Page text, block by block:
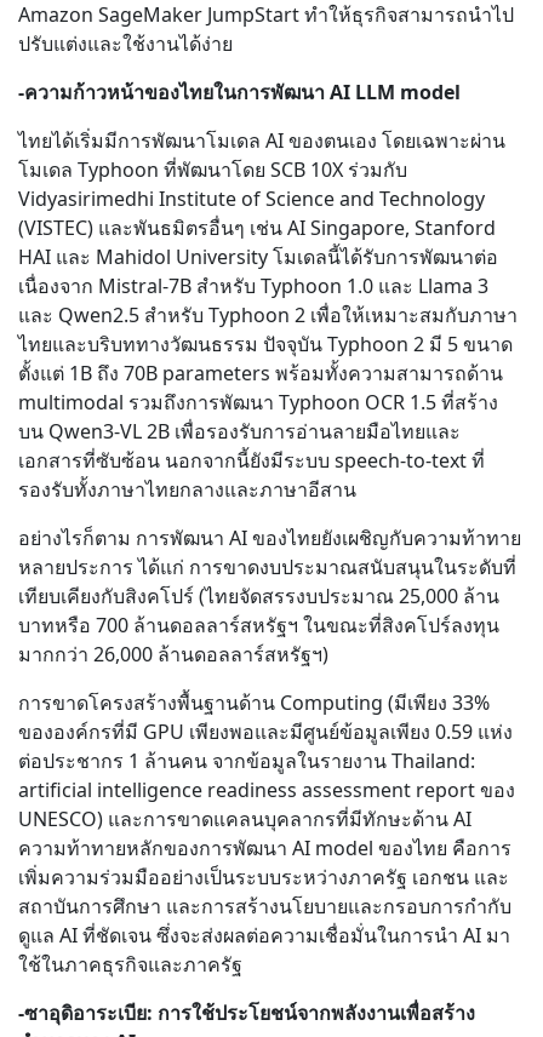
Amazon SageMaker JumpStart ทำให้ธุรกิจสามารถนำไป
ปรับแต่งและใช้งานได้ง่าย
-ความก้าวหน้าของไทยในการพัฒนา AI LLM model
ไทยได้เริ่มมีการพัฒนาโมเดล AI ของตนเอง โดยเฉพาะผ่าน
โมเดล Typhoon ที่พัฒนาโดย SCB 10X ร่วมกับ
Vidyasirimedhi Institute of Science and Technology
(VISTEC) และพันธมิตรอื่นๆ เช่น AI Singapore, Stanford
HAI และ Mahidol University โมเดลนี้ได้รับการพัฒนาต่อ
เนื่องจาก Mistral-7B สำหรับ Typhoon 1.0 และ Llama 3
และ Qwen2.5 สำหรับ Typhoon 2 เพื่อให้เหมาะสมกับภาษา
ไทยและบริบททางวัฒนธรรม ปัจจุบัน Typhoon 2 มี 5 ขนาด
ตั้งแต่ 1B ถึง 70B parameters พร้อมทั้งความสามารถด้าน
multimodal รวมถึงการพัฒนา Typhoon OCR 1.5 ที่สร้าง
บน Qwen3-VL 2B เพื่อรองรับการอ่านลายมือไทยและ
เอกสารที่ซับซ้อน นอกจากนี้ยังมีระบบ speech-to-text ที่
รองรับทั้งภาษาไทยกลางและภาษาอีสาน
อย่างไรก็ตาม การพัฒนา AI ของไทยยังเผชิญกับความท้าทาย
หลายประการ ได้แก่ การขาดงบประมาณสนับสนุนในระดับที่
เทียบเคียงกับสิงคโปร์ (ไทยจัดสรรงบประมาณ 25,000 ล้าน
บาทหรือ 700 ล้านดอลลาร์สหรัฐฯ ในขณะที่สิงคโปร์ลงทุน
มากกว่า 26,000 ล้านดอลลาร์สหรัฐฯ)
การขาดโครงสร้างพื้นฐานด้าน Computing (มีเพียง 33%
ขององค์กรที่มี GPU เพียงพอและมีศูนย์ข้อมูลเพียง 0.59 แห่ง
ต่อประชากร 1 ล้านคน จากข้อมูลในรายงาน Thailand:
artificial intelligence readiness assessment report ของ
UNESCO) และการขาดแคลนบุคลากรที่มีทักษะด้าน AI
ความท้าทายหลักของการพัฒนา AI model ของไทย คือการ
เพิ่มความร่วมมืออย่างเป็นระบบระหว่างภาครัฐ เอกชน และ
สถาบันการศึกษา และการสร้างนโยบายและกรอบการกำกับ
ดูแล AI ที่ชัดเจน ซึ่งจะส่งผลต่อความเชื่อมั่นในการนำ AI มา
ใช้ในภาคธุรกิจและภาครัฐ
-ซาอุดิอาระเบีย: การใช้ประโยชน์จากพลังงานเพื่อสร้าง